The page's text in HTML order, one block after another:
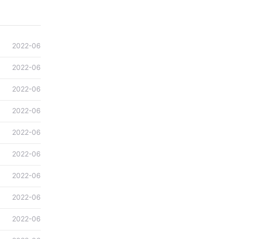
2022-06
2022-06
2022-06
2022-06
2022-06
2022-06
2022-06
2022-06
2022-06